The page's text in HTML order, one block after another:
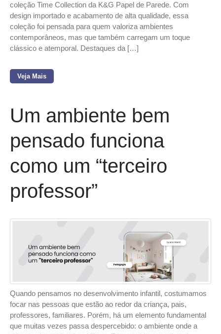
coleção Time Collection da K&G Papel de Parede. Com
design importado e acabamento de alta qualidade, essa
coleção foi pensada para quem valoriza ambientes
contemporâneos, mas que também carregam um toque
clássico e atemporal. Destaques da […]
Veja Mais
Um ambiente bem
pensado funciona
como um “terceiro
professor”
Quando pensamos no desenvolvimento infantil, costumamos
focar nas pessoas que estão ao redor da criança, pais,
professores, familiares. Porém, há um elemento fundamental
que muitas vezes passa despercebido: o ambiente onde a